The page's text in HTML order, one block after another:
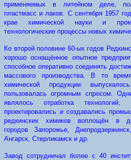
применяемых в литейном деле,
пластмасс и лаков. С сентября 1957
крае химической науки и
технологические процессы новых
Ко второй половине 60-ых годов
хорошо оснащённое опытное
способное оперативно соединять
массового производства. В то
химической продукции
пользовалась огромным спросом.
являлось отработка технологий,
проектировались и создавались
редкинских химиков воплощён в
городов Запорожье,
Ангарск, Стерликамск и др.
Завод сотрудничал более с 40